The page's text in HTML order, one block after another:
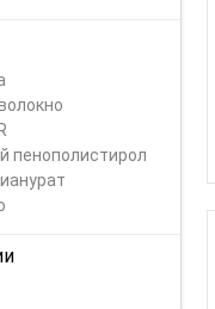
пенополистирол